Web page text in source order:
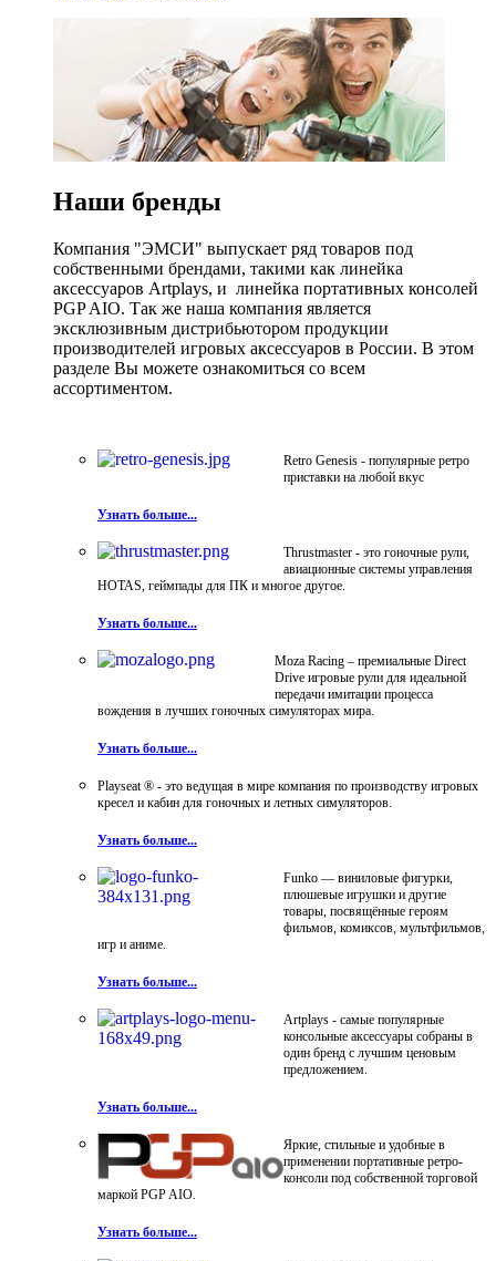
Наши бренды
Компания "ЭМСИ" выпускает ряд товаров под
собственными брендами, такими как линейка
аксессуаров Artplays, и линейка портативных консолей
PGP AIO. Так же наша компания является
эксклюзивным дистрибьютором продукции
производителей игровых аксессуаров в России. В этом
разделе Вы можете ознакомиться со всем
ассортиментом.
Retro Genesis - популярные ретро
приставки на любой вкус
Узнать больше...
Thrustmaster - это гоночные рули,
авиационные системы управления
HOTAS, геймпады для ПК и многое другое.
Узнать больше...
Moza Racing – премиальные Direct
Drive игровые рули для идеальной
передачи имитации процесса
вождения в лучших гоночных симуляторах мира.
Узнать больше...
Playseat ® - это ведущая в мире компания по производству игровых
кресел и кабин для гоночных и летных симуляторов.
Узнать больше...
Funko — виниловые фигурки,
плюшевые игрушки и другие
товары, посвящённые героям
фильмов, комиксов, мультфильмов,
игр и аниме.
Узнать больше...
Artplays - самые популярные
консольные аксессуары собраны в
один бренд с лучшим ценовым
предложением.
Узнать больше...
Яркие, стильные и удобные в
применении портативные ретро-
консоли под собственной торговой
маркой PGP AIO.
Узнать больше...